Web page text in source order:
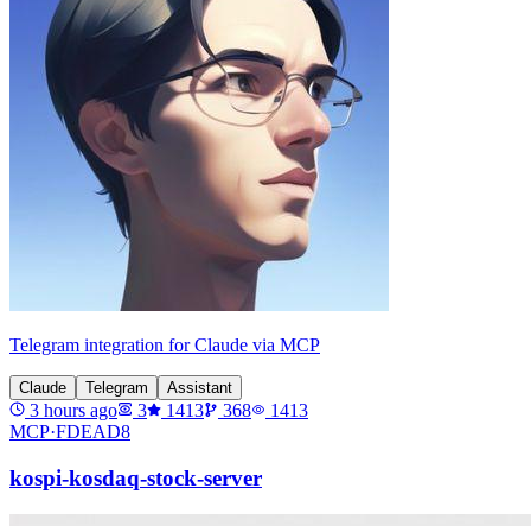
Telegram integration for Claude via MCP
Claude Telegram Assistant
3 hours ago 3 1413 368
1413
MCP·FDEAD8
kospi-kosdaq-stock-server